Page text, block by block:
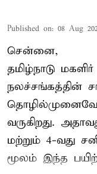
Published on: 08 Aug
சென்னை,
தமிழ்நாடு
நலச்சங்கத்தின்
வருகிறது.
மற்றும் 4-வது
மூலம் இந்த